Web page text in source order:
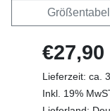
€27,90
Lieferzeit: ca.
Inkl. 19%